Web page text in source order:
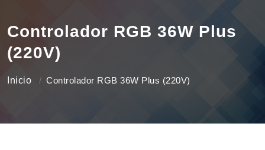
Controlador RGB 36W Plus
(220V)
Inicio Controlador RGB 36W Plus (220V)